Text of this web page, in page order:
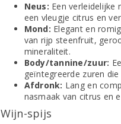
Neus: Een verleidelijke
een vleugje citrus en
Mond: Elegant en
van rijp steenfruit,
mineraliteit.
Body/tannine/zuur:
geïntegreerde zuren
Afdronk: Lang en
nasmaak van citrus en
Wijn-spijs